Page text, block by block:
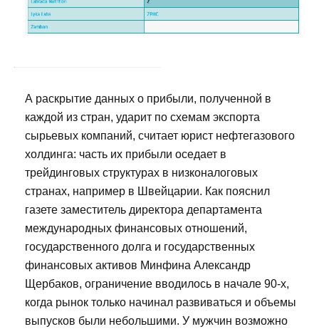
А раскрытие данных о прибыли, полученной в
каждой из стран, ударит по схемам экспорта
сырьевых компаний, считает юрист нефтегазового
холдинга: часть их прибыли оседает в
трейдинговых структурах в низконалоговых
странах, например в Швейцарии. Как пояснил
газете заместитель директора департамента
международных финансовых отношений,
государственного долга и государственных
финансовых активов Минфина Александр
Щербаков, ограничение вводилось в начале 90-х,
когда рынок только начинал развиваться и объемы
выпусков были небольшими. У мужчин возможно